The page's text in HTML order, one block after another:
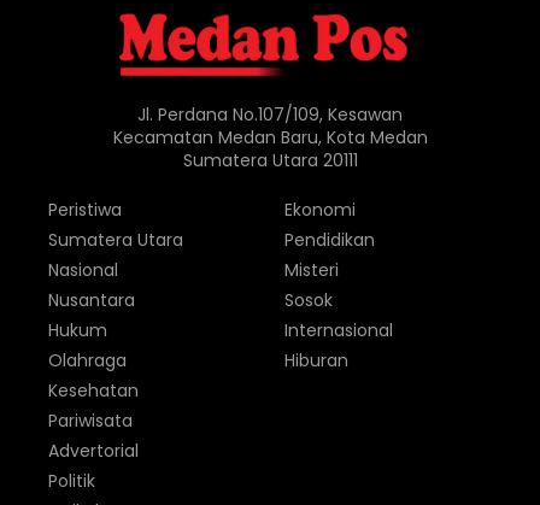
Jl. Perdana No.107/109, Kesawan
Kecamatan Medan Baru, Kota Medan
Sumatera Utara 20111
Peristiwa
Sumatera Utara
Nasional
Nusantara
Hukum
Olahraga
Ekonomi
Pendidikan
Misteri
Sosok
Internasional
Hiburan
Kesehatan
Pariwisata
Advertorial
Politik